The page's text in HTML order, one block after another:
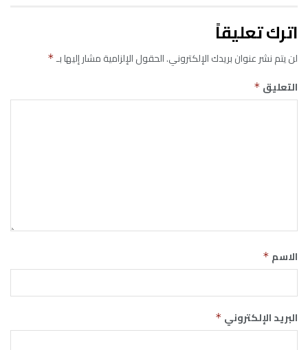
اترك تعليقاً
لن يتم نشر عنوان بريدك الإلكتروني.الحقول الإلزامية مشار إليها بـ*
التعليق *
الاسم *
البريد الإلكتروني *